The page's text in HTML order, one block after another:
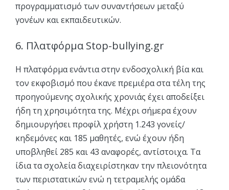
προγραμματισμό των συναντήσεων μεταξύ
γονέων και εκπαιδευτικών.
6. Πλατφόρμα Stop-bullying.gr
H πλατφόρμα ενάντια στην ενδοσχολική βία και
τον εκφοβισμό που έκανε πρεμιέρα στα τέλη της
προηγούμενης σχολικής χρονιάς έχει αποδείξει
ήδη τη χρησιμότητα της. Μέχρι σήμερα έχουν
δημιουργήσει προφίλ χρήστη 1.243 γονείς/
κηδεμόνες και 185 μαθητές, ενώ έχουν ήδη
υποβληθεί 285 και 43 αναφορές, αντίστοιχα. Τα
ίδια τα σχολεία διαχειρίστηκαν την πλειονότητα
των περιστατικών ενώ η τετραμελής ομάδα